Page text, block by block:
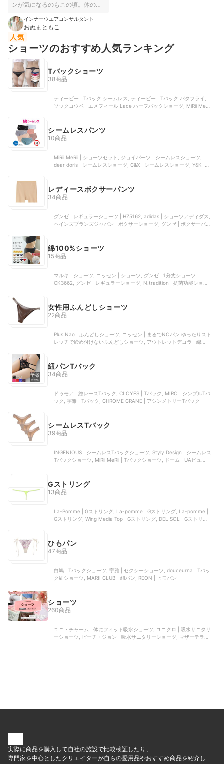
ンが気になるのもこの頃。体の脂
になったりするから。そんなお悩
みがあるならぜひショーツを見直
しましょう。 お悩みを解決できる
着心地重視のストレスフリーなシ
ョーツを紹介します。今は着心地
がよくおしゃれなショーツがたく
さんあります。TPO・ファッショ
ンによって選びましょう。 40代
になるとヒップダウンを気にして
ガードルを履き始める方もいます
ください。ヒップを包みきれない
ショーツではきれいなラインにな
りません。逆にヒップラインを崩
してしまいます。このリストで
は、ガードルの中に履いてほしい
ショーツもご紹介します。
インナーウエアコンサルタント
おぬまともこ
人気
ショーツのおすすめ人気ランキング
Tバックショーツ
38商品
ティービー | Tバック シームレス, ティービー | Tバック バタフライ,
ソックコウベ | エメフィール Lace ハーフバックショーツ, MiRii MeRii
シームレスパンツ
10商品
MiRii MeRii | ショーツセット, ジョイパーツ | シームレスショーツ,
dear doris | シームレスショーツ, C&X | シームレスショーツ, Y&K | シ
レディースボクサーパンツ
34商品
グンゼ | レギュラーショーツ | HZ5162, adidas | ショーツアディダス,
ヘインズブランズジャパン | ボクサーショーツ, グンゼ | ボクサーパン
綿100%ショーツ
15商品
マルキ | ショーツ, ニッセン | ショーツ, グンゼ | 1分丈ショーツ |
CK3662, グンゼ | レギュラーショーツ, N.tradition | 抗菌功能ショー
女性用ふんどしショーツ
22商品
Plus Nao | ふんどしショーツ, ニッセン | まるでNOパン ゆったりスト
レッチで締め付けないふんどしショーツ, アウトレットデコラ | 綿
紐パンTバック
34商品
ドゥモア | 総レースTバック, CLOYES | Tバック, MIRO | シンプルTバ
ック, 宇雅 | Tバック, CHROME CRANE | アシンメトリーTバック
シームレスTバック
39商品
INGENIOUS | シームレスTバックショーツ, Styly Design | シームレス
Tバックショーツ, MiRii MeRii | Tバックショーツ, ドーム | UAピュアス
Gストリング
13商品
La-Pomme | Gストリング, La-pomme | Gストリング, La-pomme |
Gストリング, Wing Media Top | Gストリング, DEL SOL | Gストリン
ひもパン
47商品
白鳩 | Tバックショーツ, 宇雅 | セクシーショーツ, douceurna | Tバッ
ク紐ショーツ, MARII CLUB | 紐パン, REON | ヒモパン
ショーツ
260商品
ユニ・チャーム | 体にフィット吸水ショーツ, ユニクロ | 吸水サニタリ
ーショーツ, ピーチ・ジョン | 吸水サニタリーショーツ, マザーテラス
実際に商品を購入して自社の施設で比較検証したり、
専門家を中心としたクリエイターが自らの愛用品やおすすめ商品を紹介し